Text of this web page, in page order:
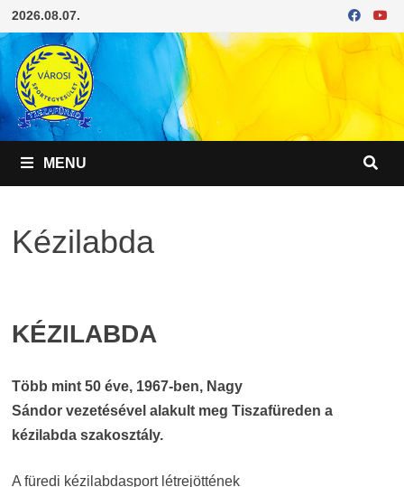
Skip
to
content
2026.08.07.
MENU
Kézilabda
KÉZILABDA
Több mint 50 éve, 1967-ben, Nagy
Sándor vezetésével alakult meg Tiszafüreden a
kézilabda szakosztály.
A füredi kézilabdasport létrejöttének